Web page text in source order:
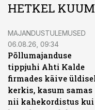
HETKEL KUUM
MAJANDUSTULEMUSED
06.08.26, 09:34
Põllumajanduse
tippjuhi Ahti Kalde
firmades käive
kerkis, kasum samas
nii kahekordistus kui